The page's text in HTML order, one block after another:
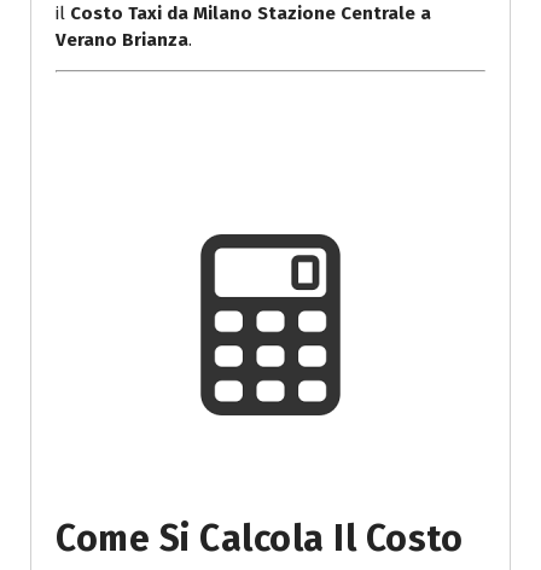
il Costo Taxi da Milano Stazione Centrale a
Verano Brianza.
Come Si Calcola Il Costo